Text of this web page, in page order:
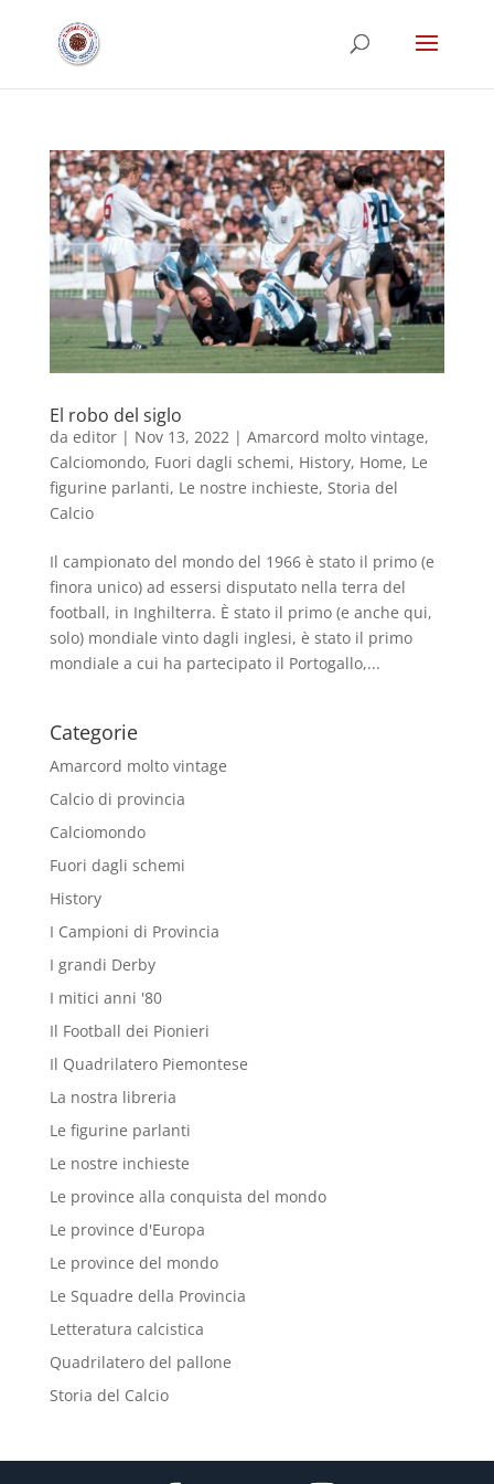
El robo del siglo
da editor| Nov 13, 2022 | Amarcord molto vintage,
Calciomondo, Fuori dagli schemi, History, Home, Le
figurine parlanti, Le nostre inchieste, Storia del
Calcio
Il campionato del mondo del 1966 è stato il primo (e
finora unico) ad essersi disputato nella terra del
football, in Inghilterra. È stato il primo (e anche qui,
solo) mondiale vinto dagli inglesi, è stato il primo
mondiale a cui ha partecipato il Portogallo,...
Categorie
Amarcord molto vintage
Calcio di provincia
Calciomondo
Fuori dagli schemi
History
I Campioni di Provincia
I grandi Derby
I mitici anni '80
Il Football dei Pionieri
Il Quadrilatero Piemontese
La nostra libreria
Le figurine parlanti
Le nostre inchieste
Le province alla conquista del mondo
Le province d'Europa
Le province del mondo
Le Squadre della Provincia
Letteratura calcistica
Quadrilatero del pallone
Storia del Calcio